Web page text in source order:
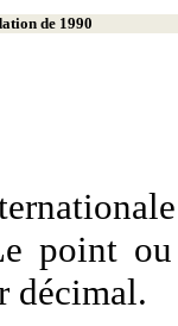
de 1990
point
décimal.